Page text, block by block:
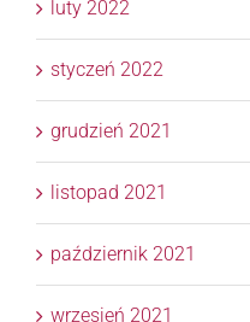
luty 2022
styczeń 2022
grudzień 2021
listopad 2021
październik 2021
wrzesień 2021